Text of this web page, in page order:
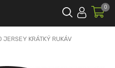
0
JERSEY KRÁTKÝ RUKÁV